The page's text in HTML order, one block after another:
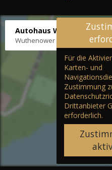
Autohaus Wernicke
Wuthenower Str. 12b, 16827
Für die
Karten- und
Zustimmung
Drittanbieter
erforderlich.